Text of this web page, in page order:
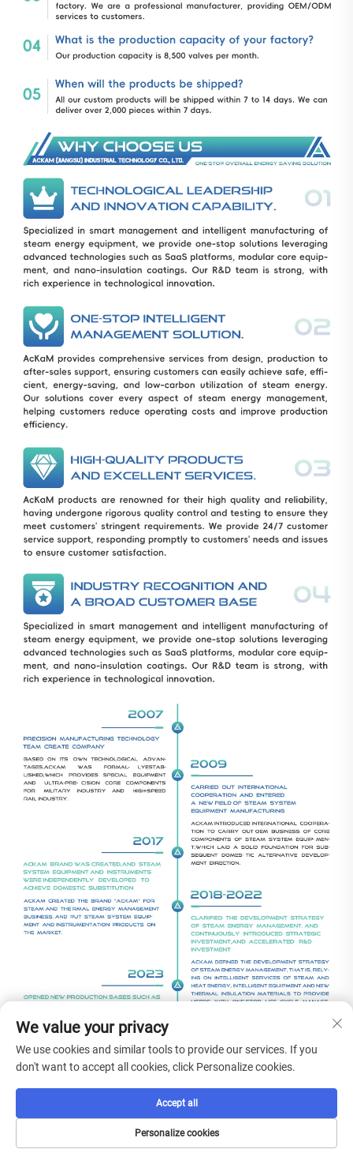
We value your privacy
We use cookies and similar tools to provide our services. If you
don't want to accept all cookies, click Personalize cookies.
Personalize cookies
Accept all